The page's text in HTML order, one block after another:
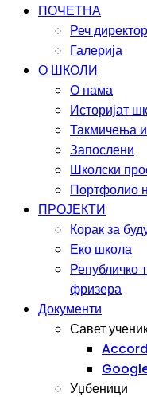
ПОЧЕТНА
Реч
Галерија
О ШКОЛИ
О нама
Историјат
Такмичења
Запослени
Школски
Портфолио
ПРОЈЕКТИ
Корак за
Еко школа
Републичко
фризера
Документи
Савет
Уџбеници